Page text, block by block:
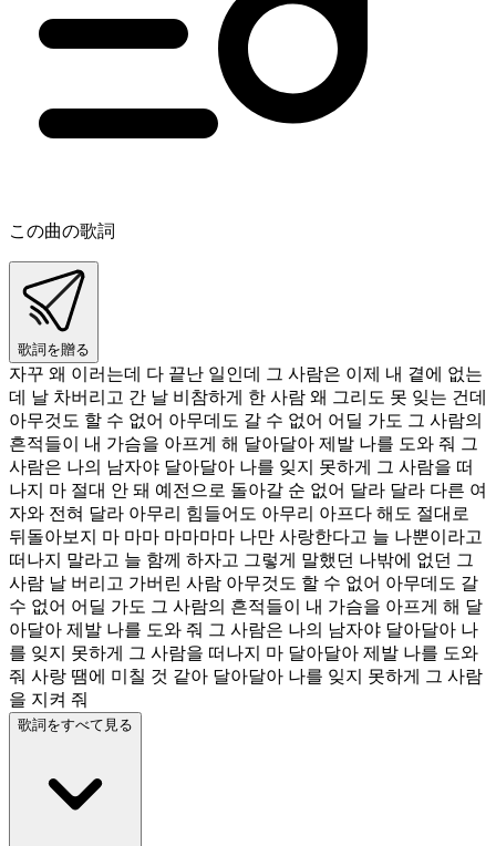
この曲の歌詞
歌詞を贈る
자꾸 왜 이러는데 다 끝난 일인데 그 사람은 이제 내 곁에 없는
데 날 차버리고 간 날 비참하게 한 사람 왜 그리도 못 잊는 건데
아무것도 할 수 없어 아무데도 갈 수 없어 어딜 가도 그 사람의
흔적들이 내 가슴을 아프게 해 달아달아 제발 나를 도와 줘 그
사람은 나의 남자야 달아달아 나를 잊지 못하게 그 사람을 떠
나지 마 절대 안 돼 예전으로 돌아갈 순 없어 달라 달라 다른 여
자와 전혀 달라 아무리 힘들어도 아무리 아프다 해도 절대로
뒤돌아보지 마 마마 마마마마 나만 사랑한다고 늘 나뿐이라고
떠나지 말라고 늘 함께 하자고 그렇게 말했던 나밖에 없던 그
사람 날 버리고 가버린 사람 아무것도 할 수 없어 아무데도 갈
수 없어 어딜 가도 그 사람의 흔적들이 내 가슴을 아프게 해 달
아달아 제발 나를 도와 줘 그 사람은 나의 남자야 달아달아 나
를 잊지 못하게 그 사람을 떠나지 마 달아달아 제발 나를 도와
줘 사랑 땜에 미칠 것 같아 달아달아 나를 잊지 못하게 그 사람
을 지켜 줘
歌詞をすべて見る